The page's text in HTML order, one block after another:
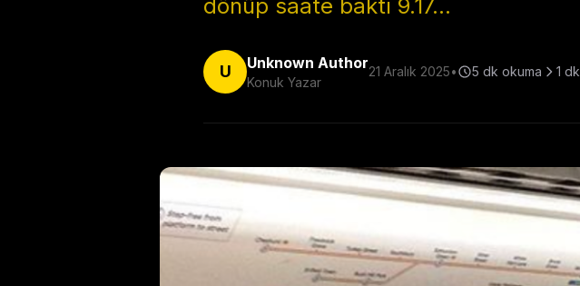
dönüp saate baktı 9.17...
U Unknown Author
Konuk Yazar
21 Aralık 2025• 5 dk okuma 1